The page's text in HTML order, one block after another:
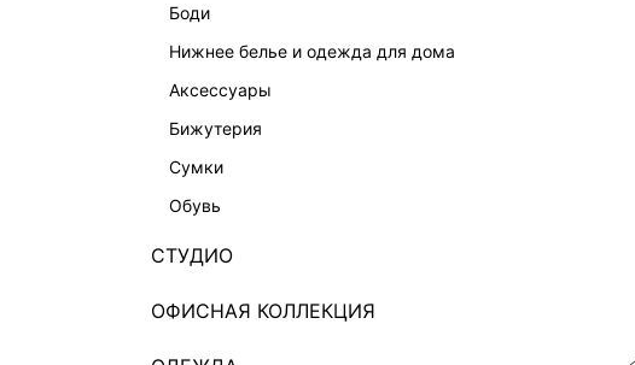
боди
нижнее белье и одежда для дома
аксессуары
бижутерия
сумки
обувь
СТУДИО
ОФИСНАЯ КОЛЛЕКЦИЯ
-50%
ВЕЧЕРНЯЯ КОЛЛЕКЦИЯ